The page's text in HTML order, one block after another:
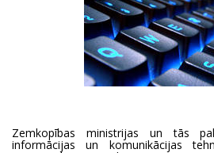
Zemkopības ministrijas un tās
informācijas un komunikācijas